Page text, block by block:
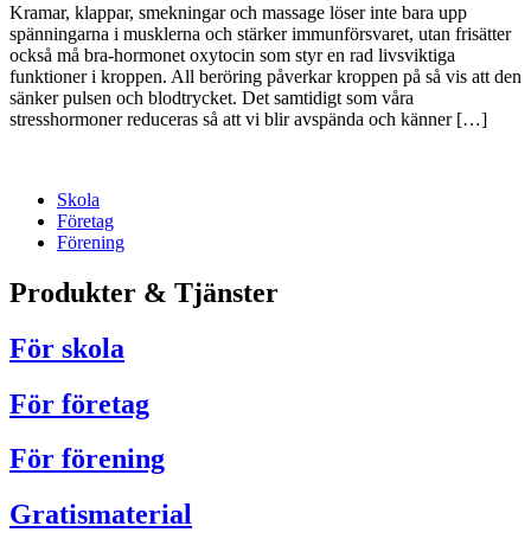
Kramar, klappar, smekningar och massage löser inte bara upp
spänningarna i musklerna och stärker immunförsvaret, utan frisätter
också må bra-hormonet oxytocin som styr en rad livsviktiga
funktioner i kroppen. All beröring påverkar kroppen på så vis att den
sänker pulsen och blodtrycket. Det samtidigt som våra
stresshormoner reduceras så att vi blir avspända och känner […]
Skola
Företag
Förening
Produkter & Tjänster
För skola
För företag
För förening
Gratismaterial